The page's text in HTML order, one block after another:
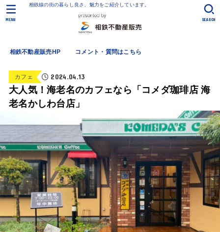
相鉄線の街の暮らし良さ、魅力をご紹介しています。
相鉄不動産販売HP コメント・質問はこちら
SEARCH
MENU
カフェ 2024.04.13
大人気！海老名のカフェなら「コメダ珈琲店 海
老名かしわ台店」